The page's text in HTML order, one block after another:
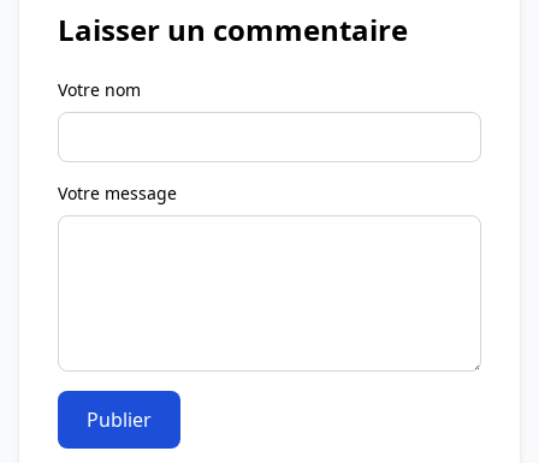
Laisser un commentaire
Votre nom
Votre message
Publier